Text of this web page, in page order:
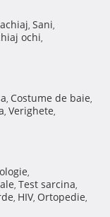
, Sani,
ochi,
, Costume de baie,
, Verighete,
,
, Test sarcina,
, HIV, Ortopedie,